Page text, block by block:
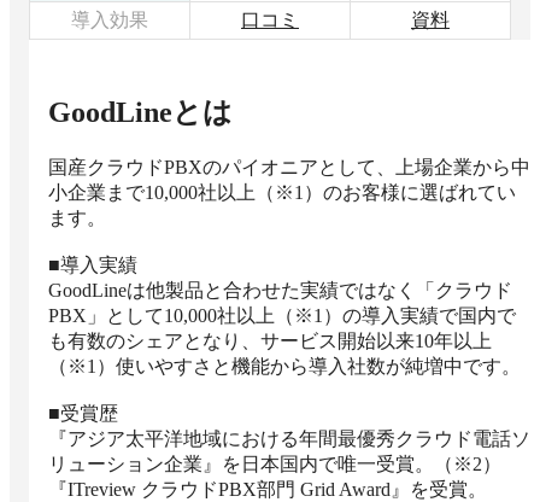
導入効果
口コミ 資料
GoodLineとは
国産クラウドPBXのパイオニアとして、上場企業から中
小企業まで10,000社以上（※1）のお客様に選ばれてい
ます。
■導入実績
GoodLineは他製品と合わせた実績ではなく「クラウド
PBX」として10,000社以上（※1）の導入実績で国内で
も有数のシェアとなり、サービス開始以来10年以上
（※1）使いやすさと機能から導入社数が純増中です。
■受賞歴
『アジア太平洋地域における年間最優秀クラウド電話ソ
リューション企業』を日本国内で唯一受賞。（※2）
『ITreview クラウドPBX部門 Grid Award』を受賞。